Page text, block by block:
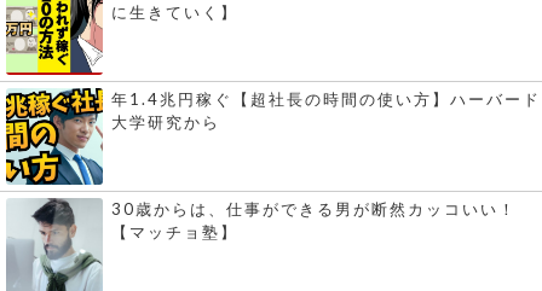
に生きていく】
年1.4兆円稼ぐ【超社長の時間の使い方】ハーバード
大学研究から
30歳からは、仕事ができる男が断然カッコいい！
【マッチョ塾】